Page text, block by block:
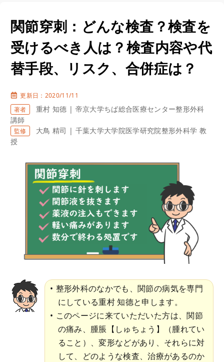
関節穿刺：どんな検査？検査を
受けるべき人は？検査内容や代
替手段、リスク、合併症は？
更新日：2020/11/11
著者
重村 知德 | 帝京大学ちば総合医療センター整形外科
講師
監修
大鳥 精司 | 千葉大学大学院医学研究院整形外科学 教
授
整形外科のなかでも、関節の病気を専門
にしている重村 知德と申します。
このページに来ていただいた方は、関節
の痛み、腫脹【しゅちょう】（腫れてい
ること）、変形などがあり、それらに対
して、どのような検査、治療があるのか